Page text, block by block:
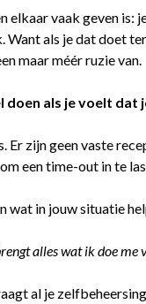
elkaar vaak geven is:
Want als je dat doet
maar méér ruzie van.
doen als je voelt dat
Er zijn geen vaste
een time-out in te
wat in jouw situatie
alles wat ik doe me
al je